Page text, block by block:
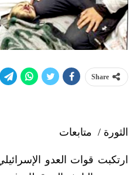
Share
الثورة / متابعات
ارتكبت قوات العدو